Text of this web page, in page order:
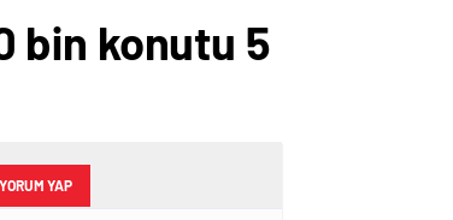
bin konutu 5
YAP